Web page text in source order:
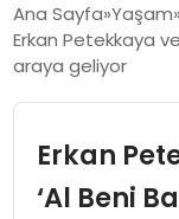
GUNCEL
Ana Sayfa Yaşam
Erkan Petekkaya
araya geliyor
Erkan
‘Al Beni